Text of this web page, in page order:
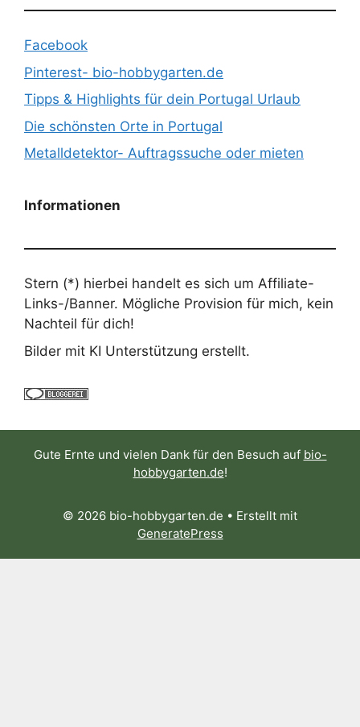
Facebook
Pinterest- bio-hobbygarten.de
Tipps & Highlights für dein Portugal Urlaub
Die schönsten Orte in Portugal
Metalldetektor- Auftragssuche oder mieten
Informationen
Stern (*) hierbei handelt es sich um Affiliate-
Links-/Banner. Mögliche Provision für mich, kein
Nachteil für dich!
Bilder mit KI Unterstützung erstellt.
Gute Ernte und vielen Dank für den Besuch auf bio-
hobbygarten.de!
© 2026 bio-hobbygarten.de • Erstellt mit
GeneratePress